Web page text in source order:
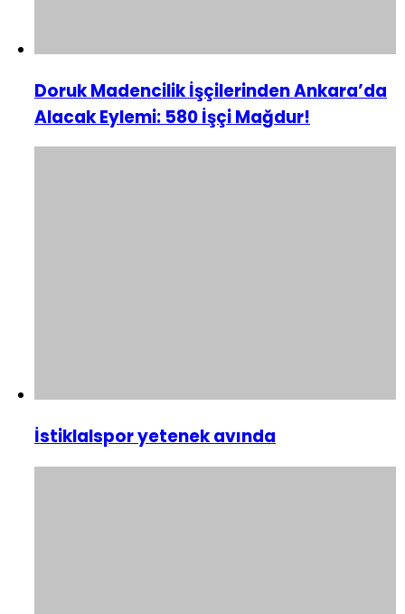
Doruk Madencilik İşçilerinden Ankara’da
Alacak Eylemi: 580 İşçi Mağdur!
İstiklalspor yetenek avında